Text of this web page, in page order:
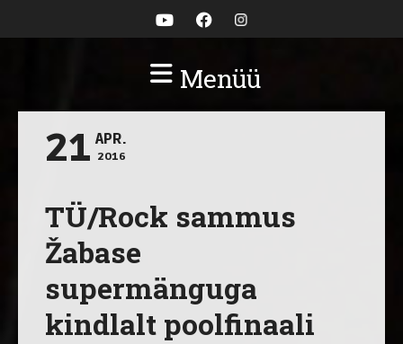
Menüü
21 APR.
2016
TÜ/Rock sammus
Žabase
supermänguga
kindlalt poolfinaali